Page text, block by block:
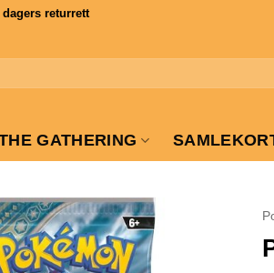
returrett
GATHERING